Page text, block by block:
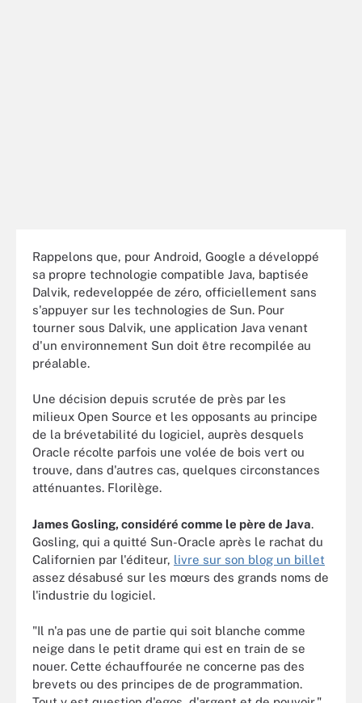
Rappelons que, pour Android, Google a développé
sa propre technologie compatible Java, baptisée
Dalvik, redeveloppée de zéro, officiellement sans
s'appuyer sur les technologies de Sun. Pour
tourner sous Dalvik, une application Java venant
d'un environnement Sun doit être recompilée au
préalable.
Une décision depuis scrutée de près par les
milieux Open Source et les opposants au principe
de la brévetabilité du logiciel, auprès desquels
Oracle récolte parfois une volée de bois vert ou
trouve, dans d'autres cas, quelques circonstances
atténuantes. Florilège.
James Gosling, considéré comme le père de Java.
Gosling, qui a quitté Sun-Oracle après le rachat du
Californien par l'éditeur, livre sur son blog un billet
assez désabusé sur les mœurs des grands noms de
l'industrie du logiciel.
"Il n'a pas une de partie qui soit blanche comme
neige dans le petit drame qui est en train de se
nouer. Cette échauffourée ne concerne pas des
brevets ou des principes de de programmation.